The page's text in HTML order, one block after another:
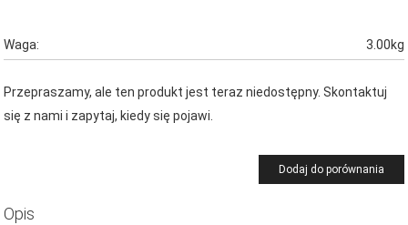
Waga: 3.00kg
Przepraszamy, ale ten produkt jest teraz niedostępny. Skontaktuj
się z nami i zapytaj, kiedy się pojawi.
Dodaj do porównania
Opis